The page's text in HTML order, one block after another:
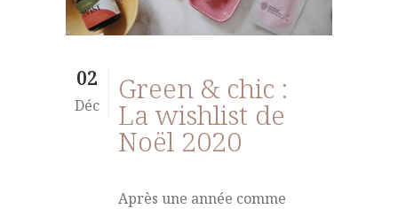
02
Déc Green & chic :
La wishlist de
Noël 2020
Après une année comme